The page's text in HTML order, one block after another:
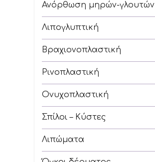
Ανόρθωση μηρών-γλουτών
Λιπογλυπτική
Βραχιονοπλαστική
Ρινοπλαστική
Ονυχοπλαστική
Σπίλοι – Κύστες
Λιπώματα